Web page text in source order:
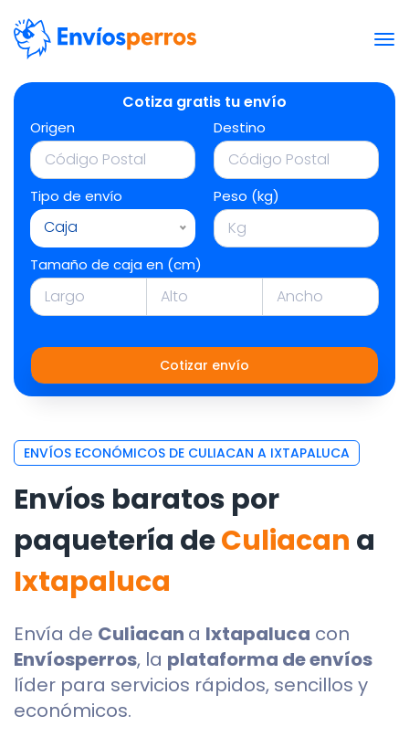
Cotiza gratis tu envío
Origen Destino
Tipo de envío
Caja
Peso (kg)
Tamaño de caja en (cm)
Cotizar envío
ENVÍOS ECONÓMICOS DE CULIACAN A IXTAPALUCA
Envíos baratos por
paquetería deCuliacan a
Ixtapaluca
Envía de Culiacan a Ixtapaluca con
Envíosperros, la plataforma de envíos
líder para servicios rápidos, sencillos y
económicos.